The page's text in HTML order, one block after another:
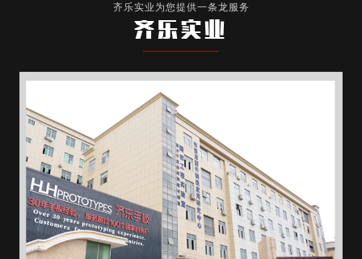
齐乐实业为您提供一条龙服务
齐乐实业